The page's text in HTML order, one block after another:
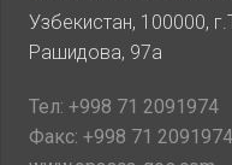
Узбекистан, 100000,
Рашидова, 97а
Тел: +998 71 2091974
Факс: +998 71 2091974